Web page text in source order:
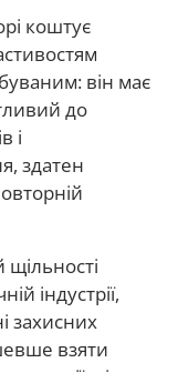
коштує
він має
до
і
здатен
щільності
індустрії,
захисних
взяти